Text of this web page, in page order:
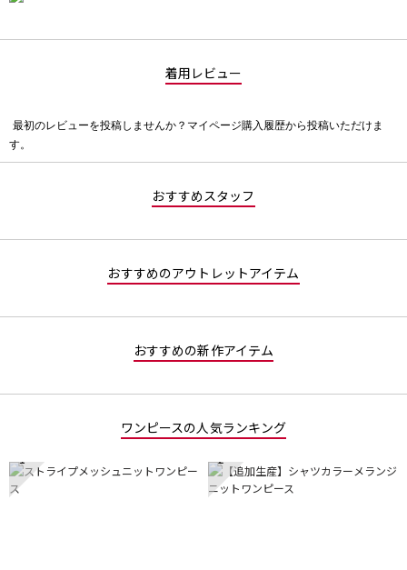
着用レビュー
価
最初のレビューを投稿しませんか？マイページ購入履歴から投稿いただけま
す。
おすすめスタッフ
おすすめのアウトレットアイテム
おすすめの新作アイテム
ワンピースの人気ランキング
1 2